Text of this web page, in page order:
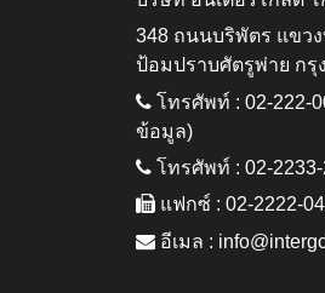
348 ถนนบริพัตร แขว
ป้อมปราบศัตรูพ่าย กรุ
โทรศัพท์ : 02-222-
ข้อมูล)
โทรศัพท์ : 02-
แฟกซ์ : 02-2222-
อีเมล :